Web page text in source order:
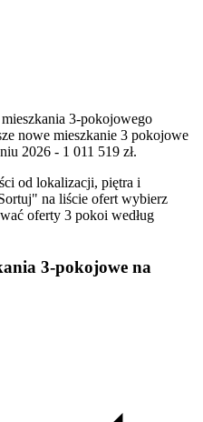
3-pokojowego
nowe mieszkanie 3 pokojowe
2026 - 1 011 519 zł.
od lokalizacji, piętra i
na liście ofert wybierz
oferty 3 pokoi według
3-pokojowe na